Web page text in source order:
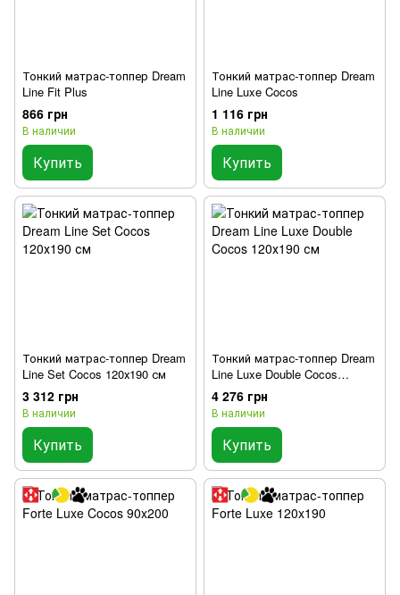
Тонкий матрас-топпер Dream
Line Fit Plus
866 грн
В наличии
Купить
Тонкий матрас-топпер Dream
Line Luxe Cocos
1 116 грн
В наличии
Купить
Тонкий матрас-топпер Dream
Line Set Cocos 120х190 см
3 312 грн
В наличии
Купить
Тонкий матрас-топпер Dream
Line Luxe Double Cocos
120х190 см
4 276 грн
В наличии
Купить